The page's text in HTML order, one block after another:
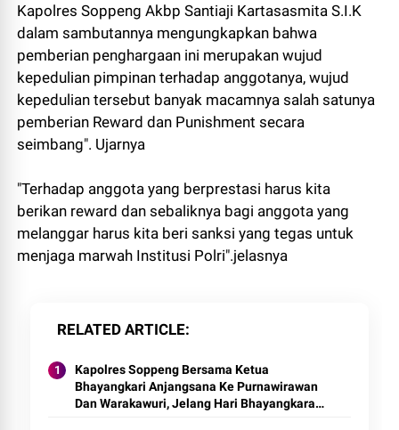
Kapolres Soppeng Akbp Santiaji Kartasasmita S.I.K
dalam sambutannya mengungkapkan bahwa
pemberian penghargaan ini merupakan wujud
kepedulian pimpinan terhadap anggotanya, wujud
kepedulian tersebut banyak macamnya salah satunya
pemberian Reward dan Punishment secara
seimbang". Ujarnya
"Terhadap anggota yang berprestasi harus kita
berikan reward dan sebaliknya bagi anggota yang
melanggar harus kita beri sanksi yang tegas untuk
menjaga marwah Institusi Polri".jelasnya
RELATED ARTICLE
Kapolres Soppeng Bersama Ketua
Bhayangkari Anjangsana Ke Purnawirawan
Dan Warakawuri, Jelang Hari Bhayangkara